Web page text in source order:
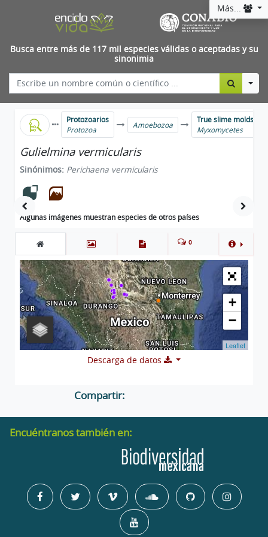
Más...
Busca entre más de 117 mil especies válidas o aceptadas y su
sinonimia
Protozoarios
Protozoa
Amoebozoa
True slime molds
Myxomycetes
Gulielmina vermicularis
Sinónimos: Perichaena vermicularis
Algunas imágenes muestran especies de otros países
0
+
−
Leaflet
Descarga de datos
Compartir:
Encuéntranos también en: